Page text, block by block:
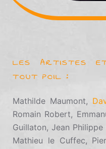
LES ARTISTES
TOUT POIL :
Mathilde Maumont,
Romain Robert,
Guillaton, Jean
Mathieu le Cuffec,